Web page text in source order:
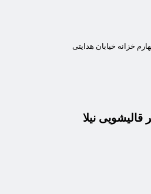
خزانه خیابان هدایتی
قالیشویی نیلا